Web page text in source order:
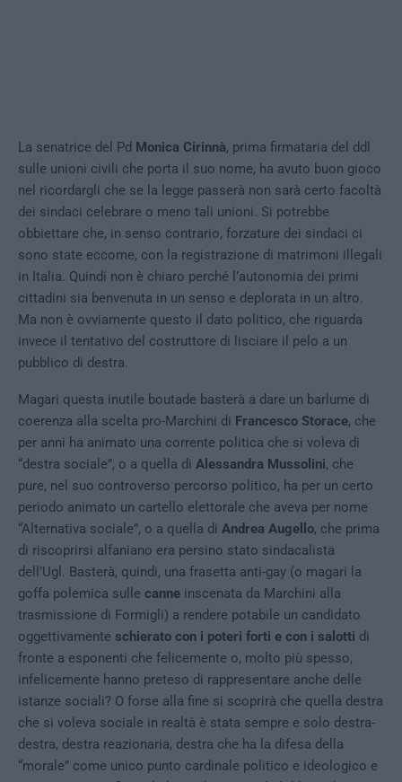
La senatrice del Pd Monica Cirinnà, prima firmataria del ddl
sulle unioni civili che porta il suo nome, ha avuto buon gioco
nel ricordargli che se la legge passerà non sarà certo facoltà
dei sindaci celebrare o meno tali unioni. Si potrebbe
obbiettare che, in senso contrario, forzature dei sindaci ci
sono state eccome, con la registrazione di matrimoni illegali
in Italia. Quindi non è chiaro perché l’autonomia dei primi
cittadini sia benvenuta in un senso e deplorata in un altro.
Ma non è ovviamente questo il dato politico, che riguarda
invece il tentativo del costruttore di lisciare il pelo a un
pubblico di destra.
Magari questa inutile boutade basterà a dare un barlume di
coerenza alla scelta pro-Marchini di Francesco Storace, che
per anni ha animato una corrente politica che si voleva di
“destra sociale”, o a quella di Alessandra Mussolini, che
pure, nel suo controverso percorso politico, ha per un certo
periodo animato un cartello elettorale che aveva per nome
“Alternativa sociale”, o a quella di Andrea Augello, che prima
di riscoprirsi alfaniano era persino stato sindacalista
dell’Ugl. Basterà, quindi, una frasetta anti-gay (o magari la
goffa polemica sulle canne inscenata da Marchini alla
trasmissione di Formigli) a rendere potabile un candidato
oggettivamente schierato con i poteri forti e con i salotti di
fronte a esponenti che felicemente o, molto più spesso,
infelicemente hanno preteso di rappresentare anche delle
istanze sociali? O forse alla fine si scoprirà che quella destra
che si voleva sociale in realtà è stata sempre e solo destra-
destra, destra reazionaria, destra che ha la difesa della
“morale” come unico punto cardinale politico e ideologico e